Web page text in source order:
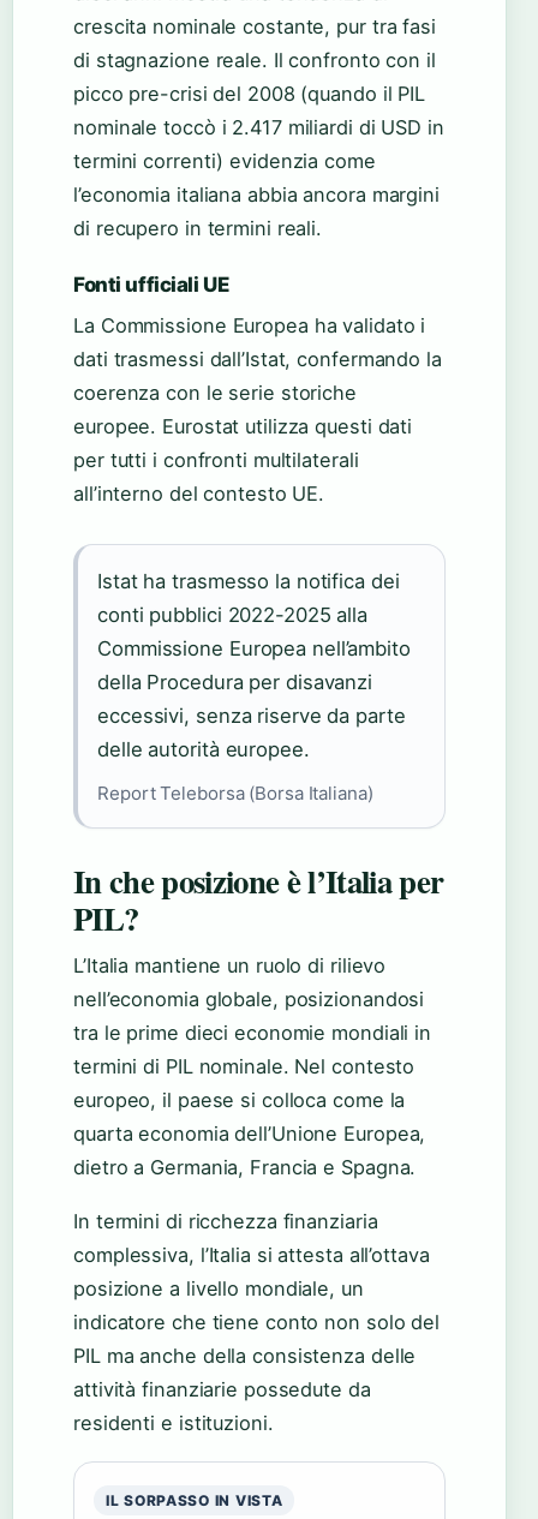
crescita nominale costante, pur tra fasi
di stagnazione reale. Il confronto con il
picco pre-crisi del 2008 (quando il PIL
nominale toccò i 2.417 miliardi di USD in
termini correnti) evidenzia come
l’economia italiana abbia ancora margini
di recupero in termini reali.
Fonti ufficiali UE
La Commissione Europea ha validato i
dati trasmessi dall’Istat, confermando la
coerenza con le serie storiche
europee. Eurostat utilizza questi dati
per tutti i confronti multilaterali
all’interno del contesto UE.
Istat ha trasmesso la notifica dei
conti pubblici 2022-2025 alla
Commissione Europea nell’ambito
della Procedura per disavanzi
eccessivi, senza riserve da parte
delle autorità europee.
Report Teleborsa (Borsa Italiana)
In che posizione è l’Italia per
PIL?
L’Italia mantiene un ruolo di rilievo
nell’economia globale, posizionandosi
tra le prime dieci economie mondiali in
termini di PIL nominale. Nel contesto
europeo, il paese si colloca come la
quarta economia dell’Unione Europea,
dietro a Germania, Francia e Spagna.
In termini di ricchezza finanziaria
complessiva, l’Italia si attesta all’ottava
posizione a livello mondiale, un
indicatore che tiene conto non solo del
PIL ma anche della consistenza delle
attività finanziarie possedute da
residenti e istituzioni.
IL SORPASSO IN VISTA